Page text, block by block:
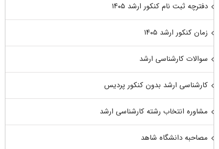
دفترچه ثبت نام کنکور ارشد ۱۴۰۵
زمان کنکور ارشد ۱۴۰۵
سوالات کارشناسی ارشد
کارشناسی ارشد بدون کنکور پردیس
مشاوره انتخاب رشته کارشناسی ارشد
مصاحبه دانشگاه شاهد